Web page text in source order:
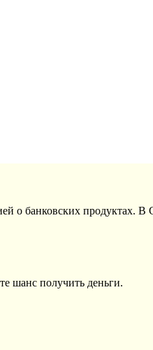
о банковских продуктах.
шанс получить деньги.